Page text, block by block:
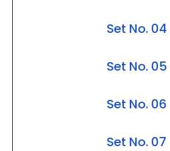
Set No. 04
Set No. 05
Set No. 06
Set No. 07